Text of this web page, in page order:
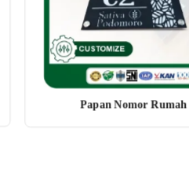
Papan Nomor